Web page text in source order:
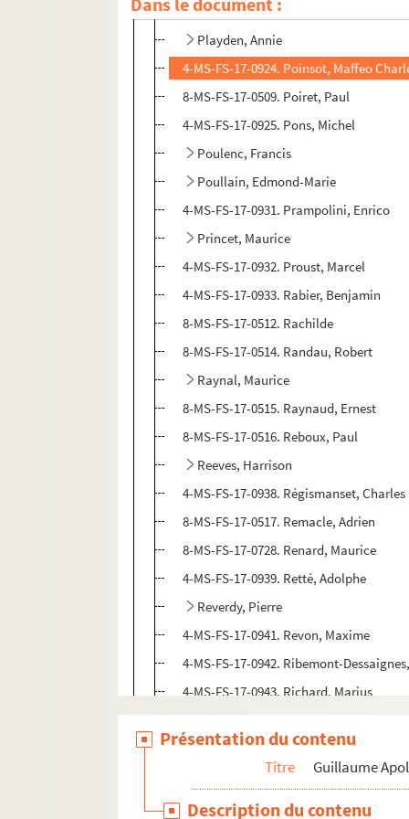
4-MS-FS-17-0922. Piéret, Géry
Playden, Annie
4-MS-FS-17-0924. Poinsot, Maffeo
8-MS-FS-17-0509. Poiret, Paul
4-MS-FS-17-0925. Pons, Michel
Poulenc, Francis
Poullain, Edmond-Marie
4-MS-FS-17-0931. Prampolini, Enrico
Princet, Maurice
4-MS-FS-17-0932. Proust, Marcel
4-MS-FS-17-0933. Rabier, Benjamin
8-MS-FS-17-0512. Rachilde
8-MS-FS-17-0514. Randau, Robert
Raynal, Maurice
8-MS-FS-17-0515. Raynaud, Ernest
8-MS-FS-17-0516. Reboux, Paul
Reeves, Harrison
4-MS-FS-17-0938. Régismanset, Charles
8-MS-FS-17-0517. Remacle, Adrien
8-MS-FS-17-0728. Renard, Maurice
4-MS-FS-17-0939. Retté, Adolphe
Reverdy, Pierre
4-MS-FS-17-0941. Revon, Maxime
4-MS-FS-17-0942. Ribemont-
4-MS-FS-17-0943. Richard, Marius
8-MS-FS-17-0518. Rictus, Jehan
8-MS-FS-17-0519. Rivière, Jacques
4-MS-FS-17-0944. Roché, Henri-Pierre
4-MS-FS-17-0945. Roinard, Paul
Présentation du contenu
Titre Guillaume
Description du contenu